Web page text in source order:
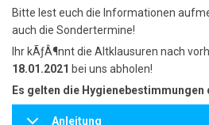
Bitte lest euch die Informationen
auch die Sondertermine!
Ihr kÃƒÂ¶nnt die Altklausuren nach
18.01.2021 bei uns abholen!
Es gelten die Hygienebestimmungen
Anleitung